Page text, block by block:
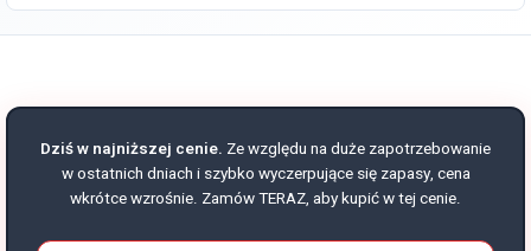
Dziś w najniższej cenie. Ze względu na duże zapotrzebowanie
w ostatnich dniach i szybko wyczerpujące się zapasy, cena
wkrótce wzrośnie. Zamów TERAZ, aby kupić w tej cenie.